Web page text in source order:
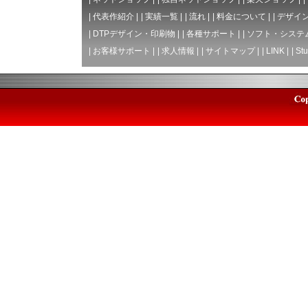
代表作紹介| 実績一覧 流れ| 料金について
デザイ
DTPデザイン・印刷物 各種サポート
ソフト・システ
お客様サポート 求人情報 サイトマップ| LINK|